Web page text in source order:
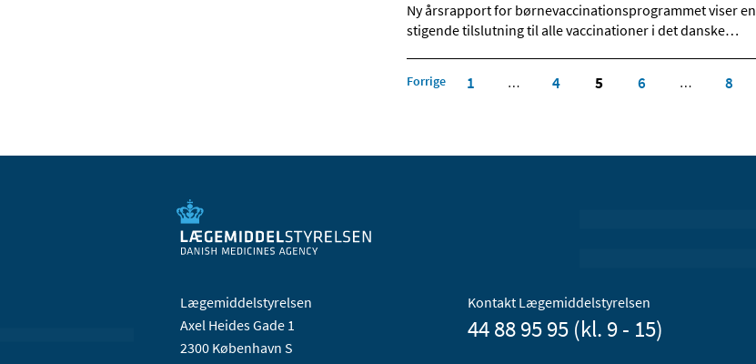
Ny årsrapport for børnevaccinationsprogrammet viser en
stigende tilslutning til alle vaccinationer i det danske…
Forrige 1 … 4 5 6 … 8
Lægemiddelstyrelsen
Axel Heides Gade 1
2300 København S
Kontakt Lægemiddelstyrelsen
44 88 95 95 (kl. 9 - 15)